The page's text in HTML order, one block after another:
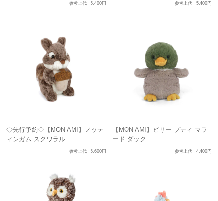
参考上代 5,400円 参考上代 5,400円
◇先行予約◇【MON AMI】ノッテ
ィンガム スクワラル
参考上代 6,600円
【MON AMI】ビリー プティ マラ
ード ダック
参考上代 4,400円